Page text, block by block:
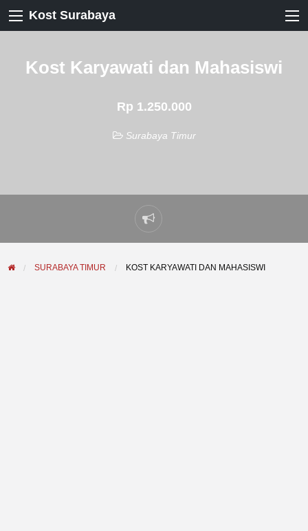
Kost Surabaya
Kost Karyawati dan Mahasiswi
Rp 1.250.000
Surabaya Timur
Laporkan
masalah
SURABAYA TIMUR KOST KARYAWATI DAN MAHASISWI